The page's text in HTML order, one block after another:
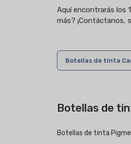
Aquí encontrarás los
más? ¡Contáctanos,
Botellas de tinta
Botellas de
Botellas de tinta